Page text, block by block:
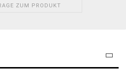
ZUM PRODUKT